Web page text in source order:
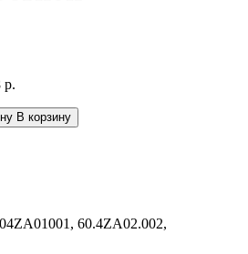
р.
В корзину
60.4ZA02.002,